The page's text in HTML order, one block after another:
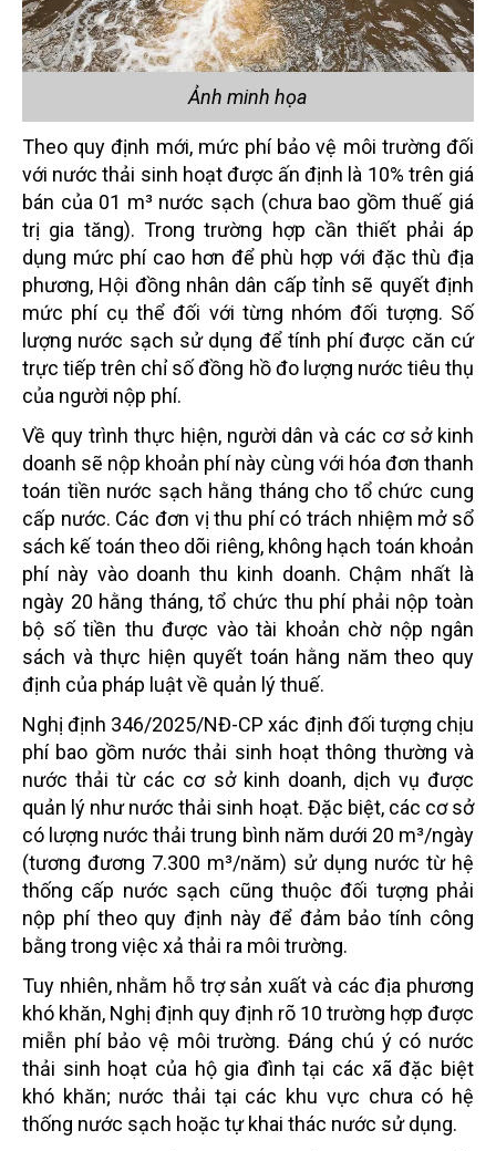
Ảnh minh họa
Theo quy định mới, mức phí bảo vệ môi trường đối
với nước thải sinh hoạt được ấn định là 10% trên giá
bán của 01 m³ nước sạch (chưa bao gồm thuế giá
trị gia tăng). Trong trường hợp cần thiết phải áp
dụng mức phí cao hơn để phù hợp với đặc thù địa
phương, Hội đồng nhân dân cấp tỉnh sẽ quyết định
mức phí cụ thể đối với từng nhóm đối tượng. Số
lượng nước sạch sử dụng để tính phí được căn cứ
trực tiếp trên chỉ số đồng hồ đo lượng nước tiêu thụ
của người nộp phí.
Về quy trình thực hiện, người dân và các cơ sở kinh
doanh sẽ nộp khoản phí này cùng với hóa đơn thanh
toán tiền nước sạch hằng tháng cho tổ chức cung
cấp nước. Các đơn vị thu phí có trách nhiệm mở sổ
sách kế toán theo dõi riêng, không hạch toán khoản
phí này vào doanh thu kinh doanh. Chậm nhất là
ngày 20 hằng tháng, tổ chức thu phí phải nộp toàn
bộ số tiền thu được vào tài khoản chờ nộp ngân
sách và thực hiện quyết toán hằng năm theo quy
định của pháp luật về quản lý thuế.
Nghị định 346/2025/NĐ-CP xác định đối tượng chịu
phí bao gồm nước thải sinh hoạt thông thường và
nước thải từ các cơ sở kinh doanh, dịch vụ được
quản lý như nước thải sinh hoạt. Đặc biệt, các cơ sở
có lượng nước thải trung bình năm dưới 20 m³/ngày
(tương đương 7.300 m³/năm) sử dụng nước từ hệ
thống cấp nước sạch cũng thuộc đối tượng phải
nộp phí theo quy định này để đảm bảo tính công
bằng trong việc xả thải ra môi trường.
Tuy nhiên, nhằm hỗ trợ sản xuất và các địa phương
khó khăn, Nghị định quy định rõ 10 trường hợp được
miễn phí bảo vệ môi trường. Đáng chú ý có nước
thải sinh hoạt của hộ gia đình tại các xã đặc biệt
khó khăn; nước thải tại các khu vực chưa có hệ
thống nước sạch hoặc tự khai thác nước sử dụng.